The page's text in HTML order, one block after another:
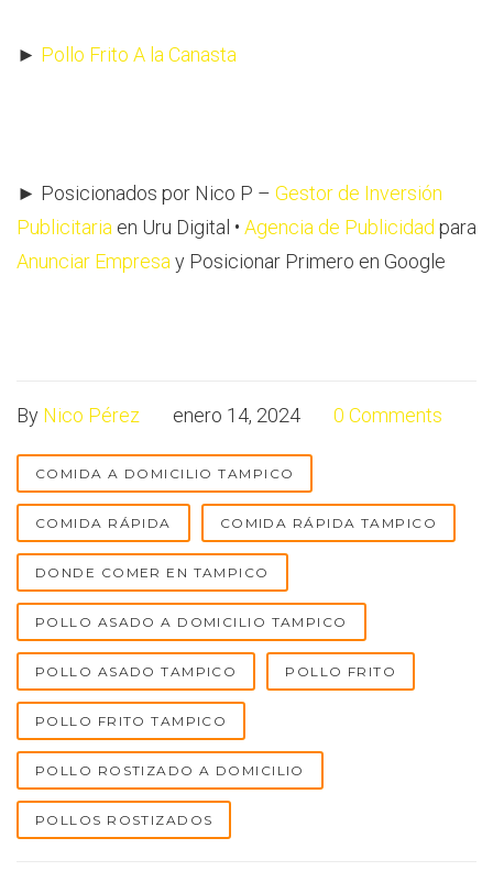
► Pollo Frito A la Canasta
► Posicionados por Nico P – Gestor de Inversión
Publicitaria en Uru Digital • Agencia de Publicidad para
Anunciar Empresay Posicionar Primero en Google
By Nico Pérez enero 14, 2024 0 Comments
COMIDA A DOMICILIO TAMPICO
COMIDA RÁPIDA COMIDA RÁPIDA TAMPICO
DONDE COMER EN TAMPICO
POLLO ASADO A DOMICILIO TAMPICO
POLLO ASADO TAMPICO POLLO FRITO
POLLO FRITO TAMPICO
POLLO ROSTIZADO A DOMICILIO
POLLOS ROSTIZADOS